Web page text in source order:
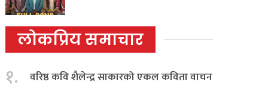
लोकप्रिय समाचार
१. वरिष्ठ कवि शैलेन्द्र साकारको एकल कविता वाचन